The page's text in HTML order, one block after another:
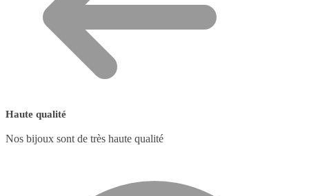
Haute qualité
Nos bijoux sont de très haute qualité